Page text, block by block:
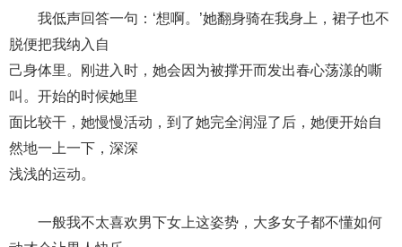
我低声回答一句：‘想啊。’她翻身骑在我身上，裙子也不
脱便把我纳入自
己身体里。刚进入时，她会因为被撑开而发出春心荡漾的嘶
叫。开始的时候她里
面比较干，她慢慢活动，到了她完全润湿了后，她便开始自
然地一上一下，深深
浅浅的运动。
一般我不太喜欢男下女上这姿势，大多女子都不懂如何